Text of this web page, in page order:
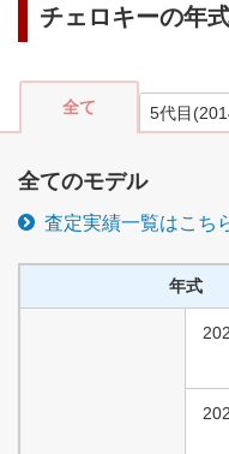
チェロキーの年
全て 5代目 (
全てのモデル
査定実績一覧はこち
年式